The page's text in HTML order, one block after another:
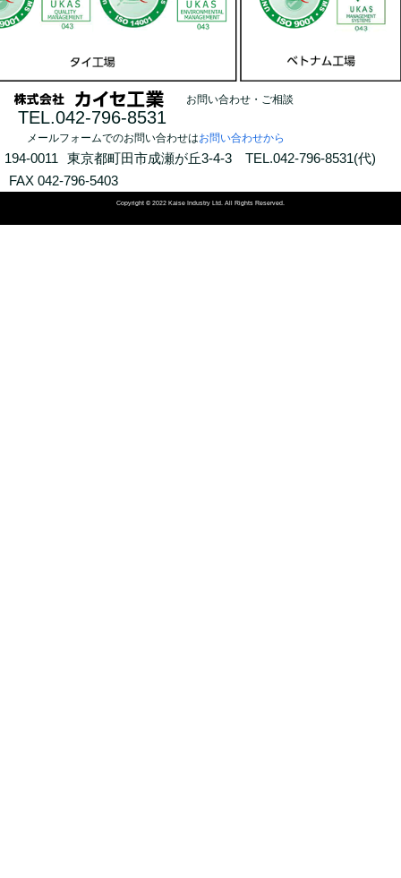
お問い合わせ・ご相談
TEL.042-796-8531
メールフォームでのお問い合わせはお問い合わせから
194-0011 東京都町田市成瀬が丘3-4-3
TEL.042-796-8531(代)
FAX 042-796-5403
Copyright © 2022 Kaise Industry Ltd. All Rights Reserved.